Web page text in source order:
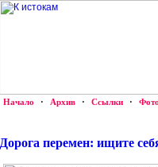
Начало · Архив · Ссылки ·
Дорога перемен: ищите